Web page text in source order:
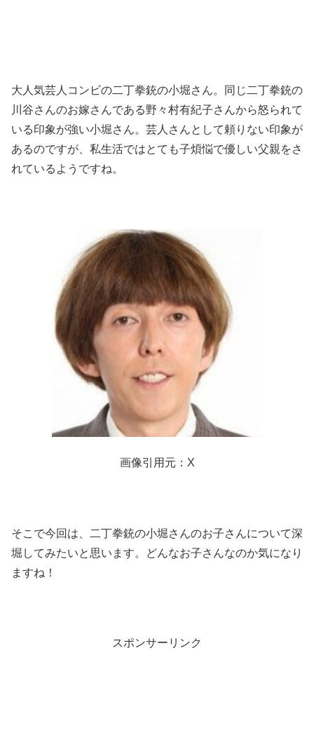
大人気芸人コンビの二丁拳銃の小堀さん。同じ二丁拳銃の
川谷さんのお嫁さんである野々村有紀子さんから怒られて
いる印象が強い小堀さん。芸人さんとして頼りない印象が
あるのですが、私生活ではとても子煩悩で優しい父親をさ
れているようですね。
画像引用元：X
そこで今回は、二丁拳銃の小堀さんのお子さんについて深
堀してみたいと思います。どんなお子さんなのか気になり
ますね！
スポンサーリンク